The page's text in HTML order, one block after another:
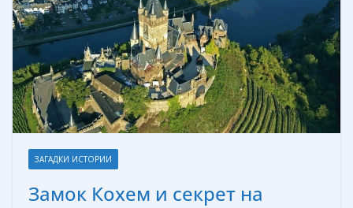
ЗАГАДКИ ИСТОРИИ
Замок Кохем и секрет на